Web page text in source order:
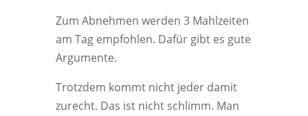
Zum Abnehmen werden 3 Mahlzeiten
am Tag empfohlen. Dafür gibt es gute
Argumente.
Trotzdem kommt nicht jeder damit
zurecht. Das ist nicht schlimm. Man